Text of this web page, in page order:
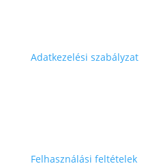
Adatkezelési szabályzat
Felhasználási feltételek